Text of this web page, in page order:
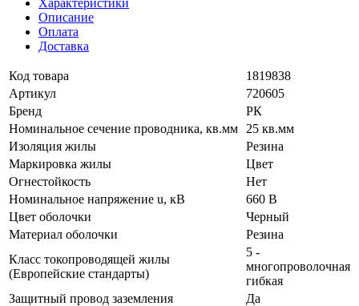
Описание
Оплата
Доставка
Код товара
1819838
Артикул
720605
Бренд
РК
Номинальное сечение проводника, кв.мм
25 кв.мм
Изоляция жилы
Резина
Маркировка жилы
Цвет
Огнестойкость
Нет
Номинальное напряжение u, кВ
660 В
Цвет оболочки
Черный
Материал оболочки
Резина
Класс токопроводящей жилы
(Европейские стандарты)
5 -
многопроволочная
гибкая
Защитный провод заземления
Да